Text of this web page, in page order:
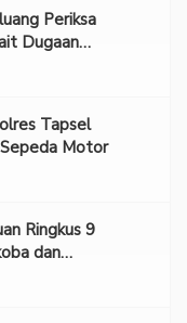
Periksa
Dugaan
Tapsel
Motor
Ringkus 9
dan